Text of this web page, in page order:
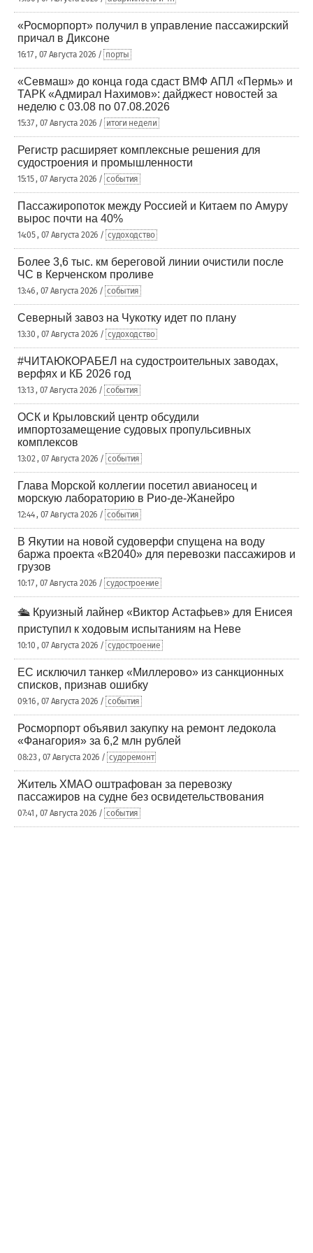
«Росморпорт» получил в управление пассажирский
причал в Диксоне
16:17 , 07 Августа 2026 / порты
«Севмаш» до конца года сдаст ВМФ АПЛ «Пермь» и
ТАРК «Адмирал Нахимов»: дайджест новостей за
неделю с 03.08 по 07.08.2026
15:37 , 07 Августа 2026 / итоги недели
Регистр расширяет комплексные решения для
судостроения и промышленности
15:15 , 07 Августа 2026 / события
Пассажиропоток между Россией и Китаем по Амуру
вырос почти на 40%
14:05 , 07 Августа 2026 / судоходство
Более 3,6 тыс. км береговой линии очистили после
ЧС в Керченском проливе
13:46 , 07 Августа 2026 / события
Северный завоз на Чукотку идет по плану
13:30 , 07 Августа 2026 / судоходство
#ЧИТАЮКОРАБЕЛ на судостроительных заводах,
верфях и КБ 2026 год
13:13 , 07 Августа 2026 / события
ОСК и Крыловский центр обсудили
импортозамещение судовых пропульсивных
комплексов
13:02 , 07 Августа 2026 / события
Глава Морской коллегии посетил авианосец и
морскую лабораторию в Рио-де-Жанейро
12:44 , 07 Августа 2026 / события
В Якутии на новой судоверфи спущена на воду
баржа проекта «В2040» для перевозки пассажиров и
грузов
10:17 , 07 Августа 2026 / судостроение
🛳️ Круизный лайнер «Виктор Астафьев» для Енисея
приступил к ходовым испытаниям на Неве
10:10 , 07 Августа 2026 / судостроение
ЕС исключил танкер «Миллерово» из санкционных
списков, признав ошибку
09:16 , 07 Августа 2026 / события
Росморпорт объявил закупку на ремонт ледокола
«Фанагория» за 6,2 млн рублей
08:23 , 07 Августа 2026 / судоремонт
Житель ХМАО оштрафован за перевозку
пассажиров на судне без освидетельствования
07:41 , 07 Августа 2026 / события